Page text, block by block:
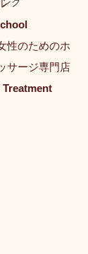
性のためのホ
サージ専門店